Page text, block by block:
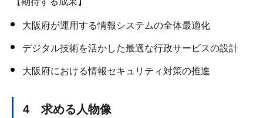
大阪府が運用する情報システムの全体最適化
デジタル技術を活かした最適な行政サービスの設計
大阪府における情報セキュリティ対策の推進
4 求める人物像